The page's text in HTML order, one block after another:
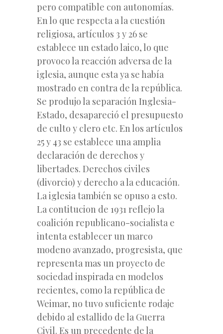
pero compatible con autonomías.
En lo que respecta a la cuestión
religiosa, artículos 3 y 26 se
establece un estado laico, lo que
provoco la reacción adversa de la
iglesia, aunque esta ya se había
mostrado en contra de la república.
Se produjo la separación Inglesia-
Estado, desapareció el presupuesto
de culto y clero etc. En los artículos
25 y 43 se establece una amplia
declaración de derechos y
libertades. Derechos civiles
(divorcio) y derecho a la educación.
La iglesia también se opuso a esto.
La contitucion de 1931 reflejo la
coalición republicano-socialista e
intenta establecer un marco
modeno avanzado, progresista, que
representa mas un proyecto de
sociedad inspirada en modelos
recientes, como la república de
Weimar, no tuvo suficiente rodaje
debido al estallido de la Guerra
Civil. Es un precedente de la